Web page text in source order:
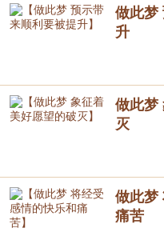
做此梦
升
做此梦
灭
做此梦
痛苦